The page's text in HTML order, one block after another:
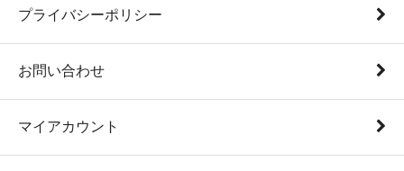
プライバシーポリシー
お問い合わせ
マイアカウント